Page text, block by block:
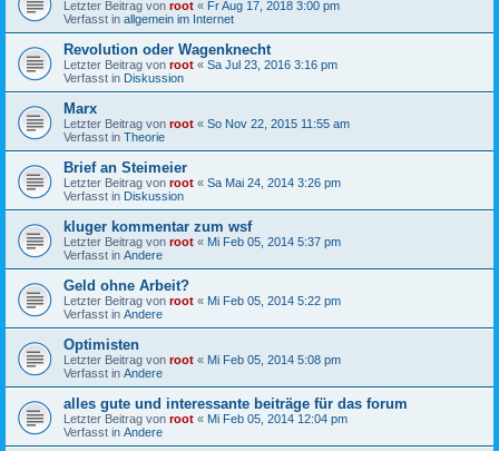
Letzter Beitrag von root « Fr Aug 17, 2018 3:00 pm
Verfasst in allgemein im Internet
Revolution oder Wagenknecht
Letzter Beitrag von root « Sa Jul 23, 2016 3:16 pm
Verfasst in Diskussion
Marx
Letzter Beitrag von root « So Nov 22, 2015 11:55 am
Verfasst in Theorie
Brief an Steimeier
Letzter Beitrag von root « Sa Mai 24, 2014 3:26 pm
Verfasst in Diskussion
kluger kommentar zum wsf
Letzter Beitrag von root « Mi Feb 05, 2014 5:37 pm
Verfasst in Andere
Geld ohne Arbeit?
Letzter Beitrag von root « Mi Feb 05, 2014 5:22 pm
Verfasst in Andere
Optimisten
Letzter Beitrag von root « Mi Feb 05, 2014 5:08 pm
Verfasst in Andere
alles gute und interessante beiträge für das forum
Letzter Beitrag von root « Mi Feb 05, 2014 12:04 pm
Verfasst in Andere